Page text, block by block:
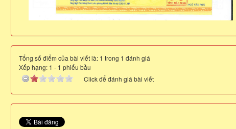
Tổng số điểm của bài viết là: 1 trong 1 đánh giá
Xếp hạng: 1 - 1 phiếu bầu
Click để đánh giá bài viết